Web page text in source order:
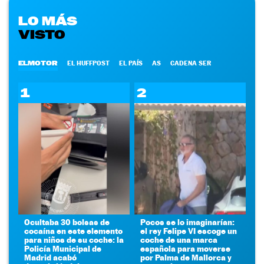
LO MÁS
VISTO
ELMOTOR EL HUFFPOST EL PAÍS AS CADENA SER
1
Ocultaba 30 bolsas de
cocaína en este elemento
para niños de su coche: la
Policía Municipal de
Madrid acabó
2
Pocos se lo imaginarían:
el rey Felipe VI escoge un
coche de una marca
española para moverse
por Palma de Mallorca y